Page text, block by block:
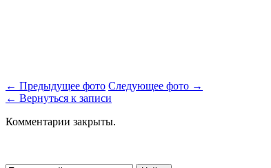
← Предыдущее фото Следующее фото →
← Вернуться к записи
Комментарии закрыты.